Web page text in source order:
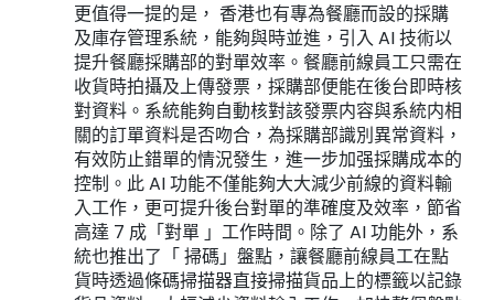
更值得一提的是， 香港也有專為餐廳而設的採購
及庫存管理系統，能夠與時並進，引入 AI 技術以
提升餐廳採購部的對單效率。餐廳前線員工只需在
收貨時拍攝及上傳發票，採購部便能在後台即時核
對資料。系統能夠自動核對該發票内容與系統内相
關的訂單資料是否吻合，為採購部識別異常資料，
有效防止錯單的情況發生，進一步加强採購成本的
控制。此 AI 功能不僅能夠大大減少前線的資料輸
入工作，更可提升後台對單的準確度及效率，節省
高達 7 成「對單 」 工作時間。除了 AI 功能外，系
統也推出了 「掃碼 」 盤點，讓餐廳前線員工在點
貨時透過條碼掃描器直接掃描貨品上的標籤以記錄